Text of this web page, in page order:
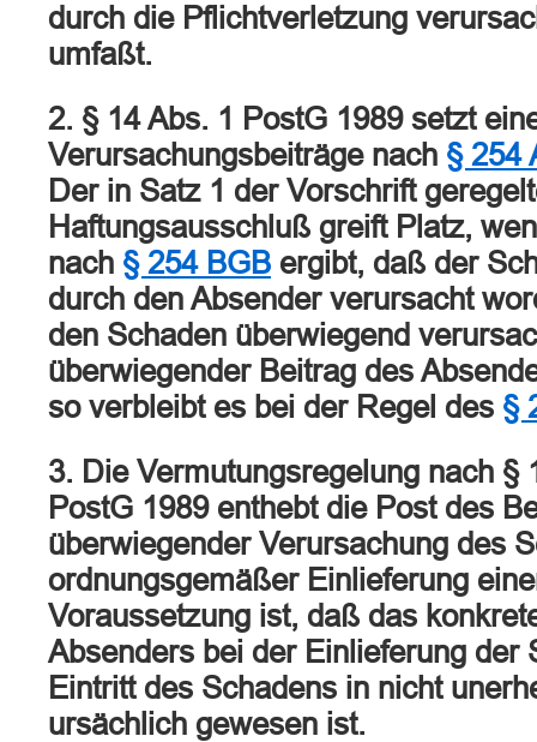
durch die Pflichtverletzung
umfaßt.
2. § 14 Abs. 1 PostG 1989 setzt
Verursachungsbeiträge nach § 254
Der in Satz 1 der Vorschrift
Haftungsausschluß greift Platz,
nach § 254 BGB ergibt, daß der
durch den Absender verursacht
den Schaden überwiegend
überwiegender Beitrag des
so verbleibt es bei der Regel des §
3. Die Vermutungsregelung nach §
PostG 1989 enthebt die Post des
überwiegender Verursachung des
ordnungsgemäßer Einlieferung
Voraussetzung ist, daß das
Absenders bei der Einlieferung der
Eintritt des Schadens in nicht
ursächlich gewesen ist.